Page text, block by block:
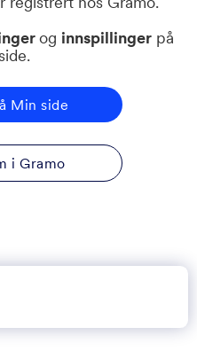
og innspillingerpå
Min side
i Gramo